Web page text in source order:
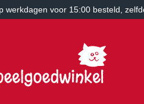
werkdagen voor 15:00 besteld,